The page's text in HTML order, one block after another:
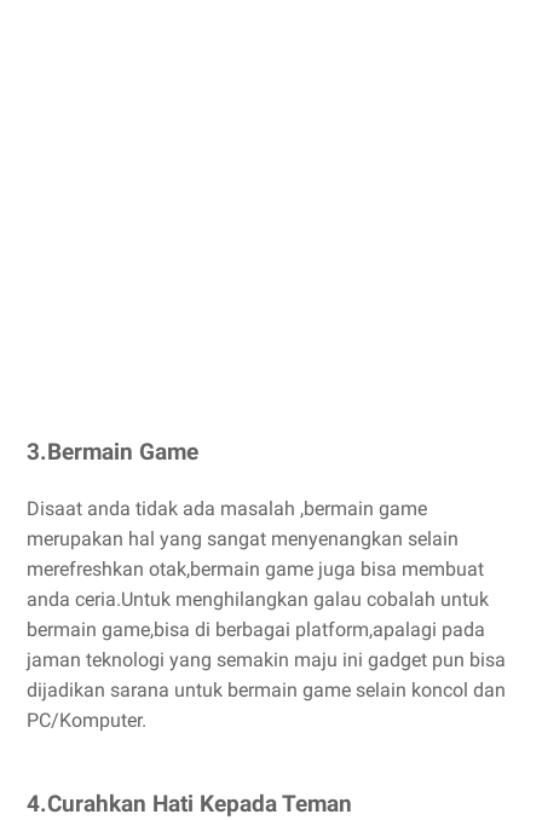
3.Bermain Game
Disaat anda tidak ada masalah ,bermain game
merupakan hal yang sangat menyenangkan selain
merefreshkan otak,bermain game juga bisa membuat
anda ceria.Untuk menghilangkan galau cobalah untuk
bermain game,bisa di berbagai platform,apalagi pada
jaman teknologi yang semakin maju ini gadget pun bisa
dijadikan sarana untuk bermain game selain koncol dan
PC/Komputer.
4.Curahkan Hati Kepada Teman